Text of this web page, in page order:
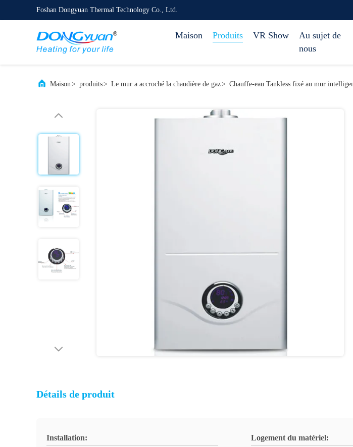
Foshan Dongyuan Thermal Technology Co., Ltd.
Maison Produits VR Show
Au sujet de
nous
Maison> produits> Le mur a accroché la chaudière de gaz> Chauffe-eau Tankless fixé au mur
Détails de produit
Installation: Logement du matériel: